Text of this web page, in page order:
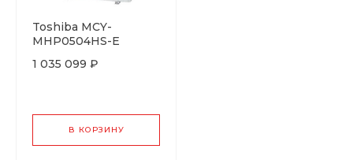
Toshiba MCY-
MHP0504HS-E
1 035 099 ₽
В КОРЗИНУ